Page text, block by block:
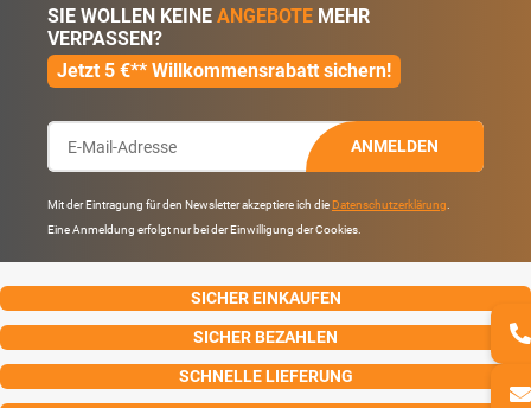
SIE WOLLEN KEINE ANGEBOTE MEHR
VERPASSEN?
Jetzt 5 €** Willkommensrabatt sichern!
ANMELDEN
Mit der Eintragung für den Newsletter akzeptiere ich die Datenschutzerklärung
Eine Anmeldung erfolgt nur bei der Einwilligung der Cookies.
SICHER EINKAUFEN
SICHER BEZAHLEN
SCHNELLE LIEFERUNG